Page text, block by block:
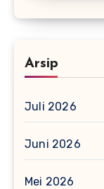
Arsip
Juli 2026
Juni 2026
Mei 2026